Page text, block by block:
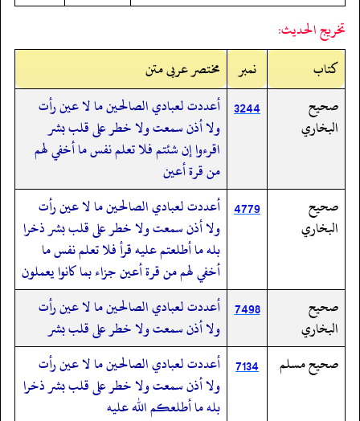
تخريج الحديث:
کتاب
نمبر
مختصر عربی متن
صحيح
البخاري
3244 أعددت لعبادي الصالحين ما لا عين رأت
ولا أذن سمعت ولا خطر على قلب بشر
اقرءوا إن شئتم فلا تعلم نفس ما أخفي لهم
من قرة أعين
صحيح
البخاري
4779 أعددت لعبادي الصالحين ما لا عين رأت
ولا أذن سمعت ولا خطر على قلب بشر ذخرا
بله ما أطلعتم عليه قرأ فلا تعلم نفس ما
أخفي لهم من قرة أعين جزاء بما كانوا يعملون
صحيح
البخاري
7498 أعددت لعبادي الصالحين ما لا عين رأت
ولا أذن سمعت ولا خطر على قلب بشر
صحيح مسلم
7134 أعددت لعبادي الصالحين ما لا عين رأت
ولا أذن سمعت ولا خطر على قلب بشر ذخرا
بله ما أطلعكم الله عليه